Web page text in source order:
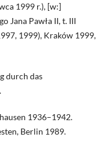
1999 r.), [w:]
Jana Pawła II, t. III
1999), Kraków 1999,
durch das
1936–1942.
Berlin 1989.